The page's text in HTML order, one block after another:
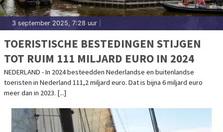
3 september 2025, 7:28 uur
TOERISTISCHE BESTEDINGEN STIJGEN
TOT RUIM 111 MILJARD EURO IN 2024
NEDERLAND - In 2024 besteedden Nederlandse en buitenlandse
toeristen in Nederland 111,2 miljard euro. Dat is bijna 6 miljard euro
meer dan in 2023. [...]